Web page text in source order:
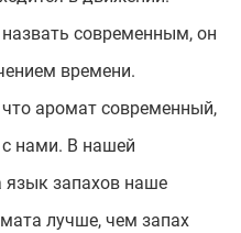
современным, он
времени.
аромат современный,
с нами. В нашей
запахов наше
лучше, чем запах